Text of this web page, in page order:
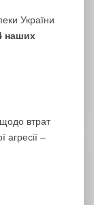
України
наших
втрат
агресії –